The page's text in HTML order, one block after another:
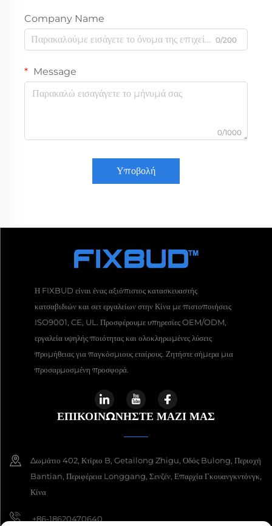
Company Name
0/200
Message
0/1000
Υποβολή
Η FIXBUD είναι ένας αξιόπιστος κατασκευαστής
κατσαβιδιών και σετ εργαλείων στην Κίνα με πιστοποιήσεις
ISO9001, CE, UL. Προσφέρουμε υπηρεσίες OEM/ODM,
εργαλεία υψηλής ποιότητας και ολοκληρωμένες λύσεις
προμήθειας για παγκόσμιους εταίρους. Ζητήστε σήμερα μια
προσαρμοσμένη προσφορά.
ΕΠΙΚΟΙΝΩΝΉΣΤΕ ΜΑΖΊ ΜΑΣ
Δωμάτιο 402, Κτίριο B, Getailong Zhigu, Οδός Bulong, Περιοχή
Bantian, Περιφέρεια Longgang, Σενζέν, Επαρχία Γκουανγκντόνγκ,
Κίνα
+86-18620470640